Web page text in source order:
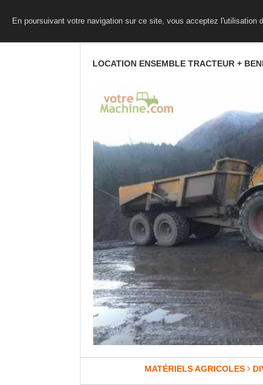
En poursuivant votre navigation sur ce site, vous acceptez
LOCATION ENSEMBLE TRACTEUR +
MATÉRIELS AGRICOLES